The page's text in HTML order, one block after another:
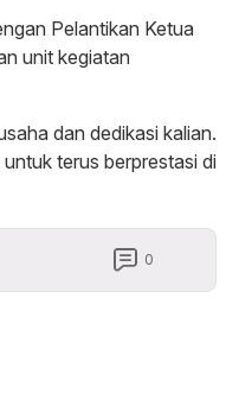
Pelantikan Ketua
unit kegiatan
dan dedikasi kalian.
terus berprestasi di
0